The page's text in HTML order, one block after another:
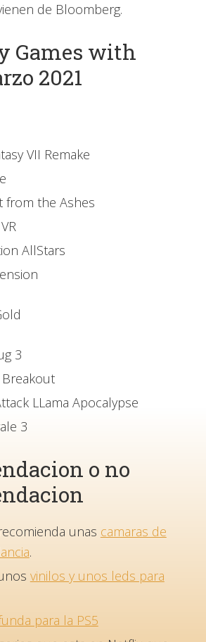
de Bloomberg.
Games with
2021
VII Remake
from the Ashes
AllStars
3
Breakout
LLama Apocalypse
3
o no
unas camaras de
.
vinilos y unos leds para
para la PS5